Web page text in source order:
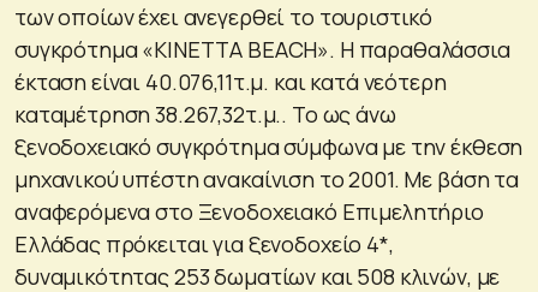
των οποίων έχει ανεγερθεί το τουριστικό
συγκρότημα «ΚΙΝΕΤΤΑ BEACH». Η παραθαλάσσια
έκταση είναι 40.076,11τ.μ. και κατά νεότερη
καταμέτρηση 38.267,32τ.μ.. Το ως άνω
ξενοδοχειακό συγκρότημα σύμφωνα με την έκθεση
μηχανικού υπέστη ανακαίνιση το 2001. Με βάση τα
αναφερόμενα στο Ξενοδοχειακό Επιμελητήριο
Ελλάδας πρόκειται για ξενοδοχείο 4*,
δυναμικότητας 253 δωματίων και 508 κλινών, με